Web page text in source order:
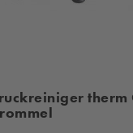
therm